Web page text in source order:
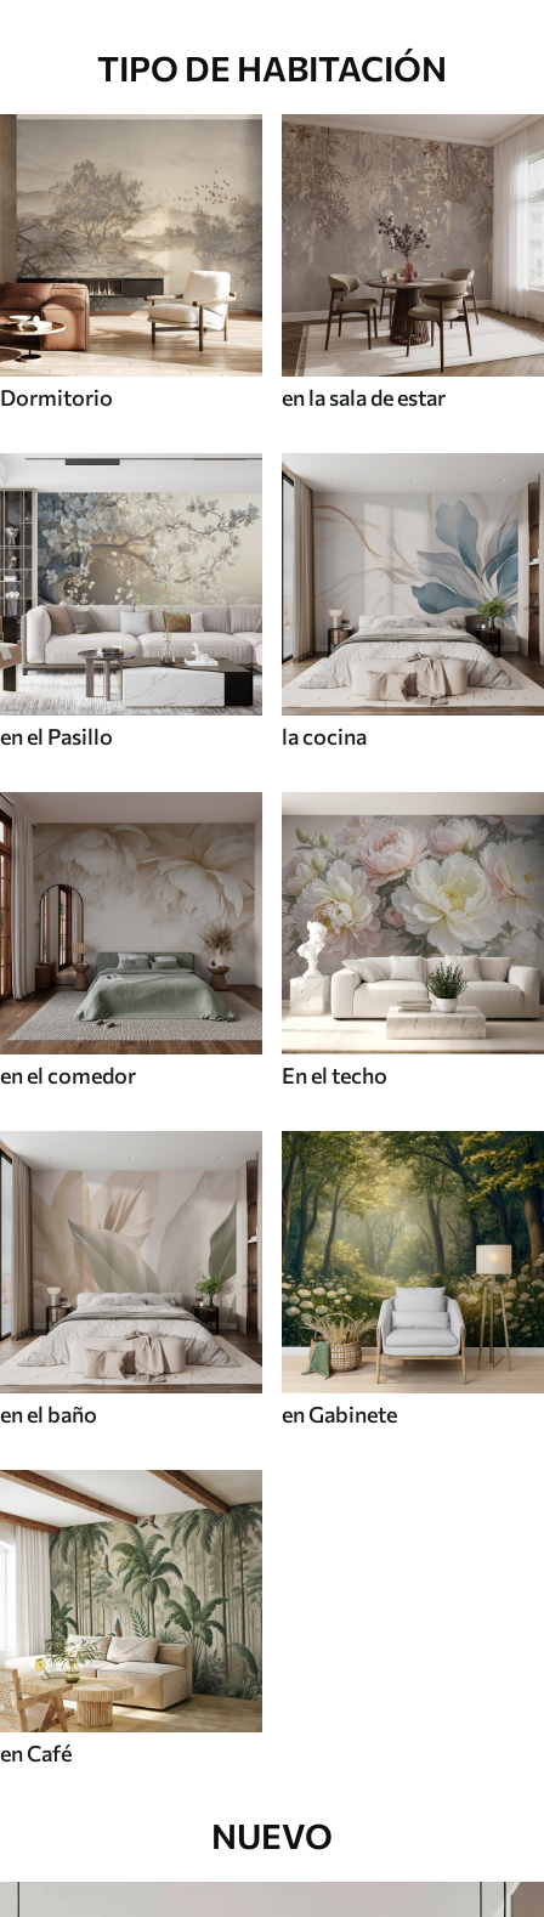
TIPO DE HABITACIÓN
Dormitorio en la sala de estar
en el Pasillo la cocina
en el comedor En el techo
en el baño en Gabinete
en Café
NUEVO